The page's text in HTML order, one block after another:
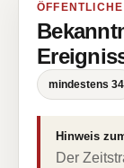
mindestens 34
Hinweis
Der